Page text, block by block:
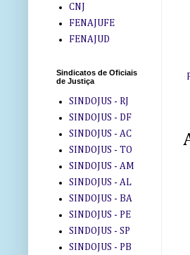
CNJ
FENAJUFE
FENAJUD
Sindicatos de Oficiais
de Justiça
SINDOJUS - RJ
SINDOJUS - DF
SINDOJUS - AC
SINDOJUS - TO
SINDOJUS - AM
SINDOJUS - AL
SINDOJUS - BA
SINDOJUS - PE
SINDOJUS - SP
SINDOJUS - PB